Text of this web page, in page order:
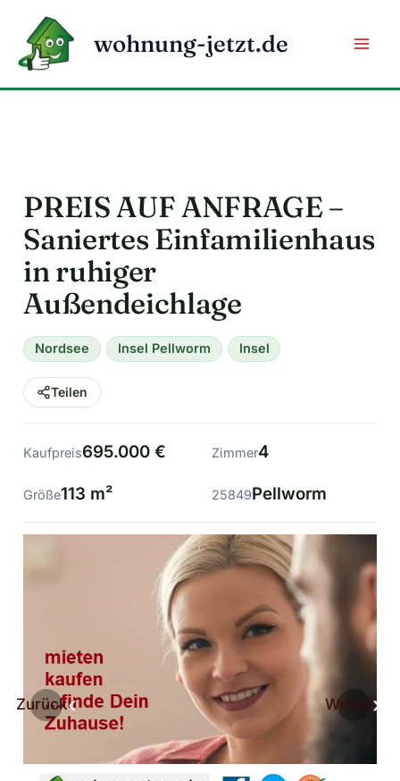
Inhalt
springen
wohnung-jetzt.de
PREIS AUF ANFRAGE –
Saniertes Einfamilienhaus
in ruhiger
Außendeichlage
Nordsee Insel Pellworm Insel
Teilen
Kaufpreis695.000 € Zimmer4
Größe113 m² 25849Pellworm
Zurück Weiter